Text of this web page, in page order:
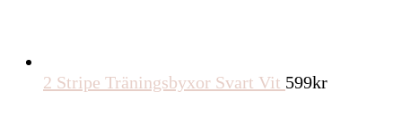
2 Stripe Träningsbyxor Svart Vit 599kr